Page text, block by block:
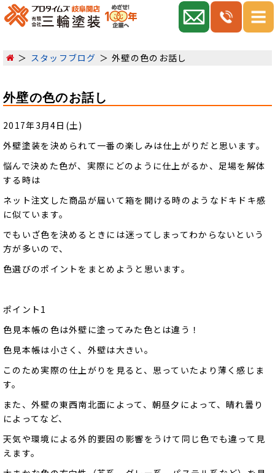
スタッフブログ 外壁の色のお話し
外壁の色のお話し
2017年3月4日(土)
外壁塗装を決められて一番の楽しみは仕上がりだと思います。
悩んで決めた色が、実際にどのように仕上がるか、足場を解体
する時は
ネット注文した商品が届いて箱を開ける時のようなドキドキ感
に似ています。
でもいざ色を決めるときには迷ってしまってわからないという
方が多いので、
色選びのポイントをまとめようと思います。
ポイント1
色見本帳の色は外壁に塗ってみた色とは違う！
色見本帳は小さく、外壁は大きい。
このため実際の仕上がりを見ると、思っていたより薄く感じま
す。
また、外壁の東西南北面によって、朝昼夕によって、晴れ曇り
によってなど、
天気や環境による外的要因の影響をうけて同じ色でも違って見
えます。